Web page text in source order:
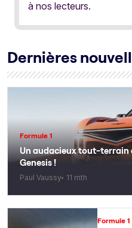
à nos lecteurs.
Dernières
Formule 1
Un audacieux tout-terrain
Genesis !
Paul Vaussy 11 mth
Formule 1